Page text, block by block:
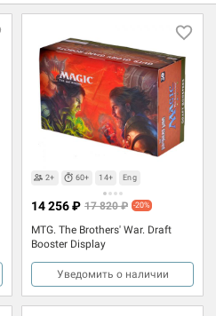
2+ 60+ 14+ Eng
MTG. The Brothers' War. Draft
Booster Display
14 256 ₽ 17 820 ₽ -20%
Уведомить о наличии